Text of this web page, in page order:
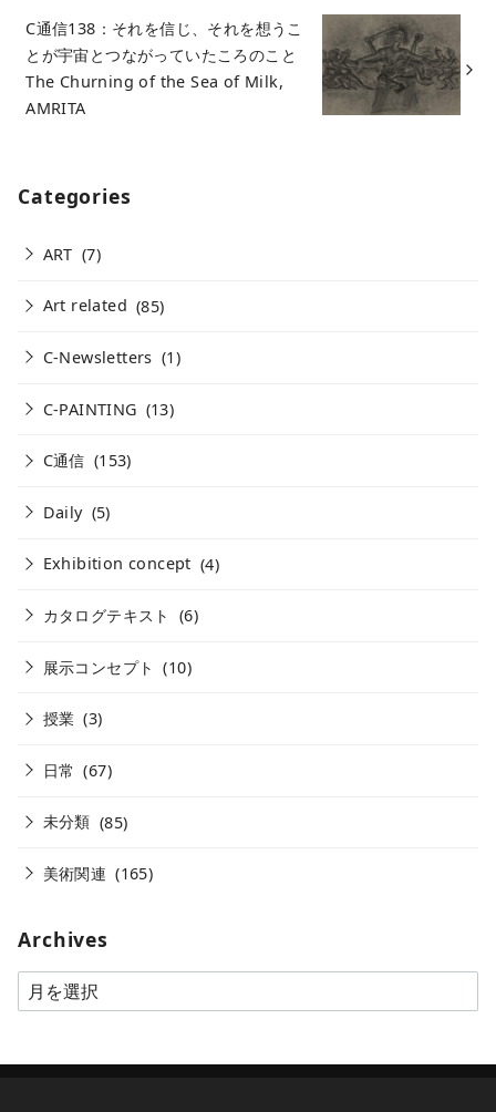
C通信138：それを信じ、それを想うこ
とが宇宙とつながっていたころのこと
The Churning of the Sea of Milk,
AMRITA
Categories
ART (7)
Art related (85)
C-Newsletters (1)
C-PAINTING (13)
C通信 (153)
Daily (5)
Exhibition concept (4)
カタログテキスト (6)
展示コンセプト (10)
授業 (3)
日常 (67)
未分類 (85)
美術関連 (165)
Archives
r